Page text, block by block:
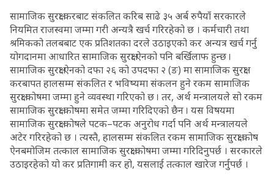
सामाजिक सुरक्षा करबाट संकलित करिब साढे ३५ अर्ब रुपैयाँ सरकारले
नियमित राजस्वमा जम्मा गरी अन्यत्रै खर्च गरिरहेको छ । कर्मचारी तथा
श्रमिकको तलबबाट एक प्रतिशतका दरले उठाइएको कर अन्यत्र खर्च गर्नु
योगदानमा आधारित सामाजिक सुरक्षा ऐनको पनि बर्खिलाफ हुन्छ ।
सामाजिक सुरक्षा ऐनको दफा २६ को उपदफा २ (ङ) मा सामाजिक सुरक्षा
करबापत हालसम्म संकलित र भविष्यमा संकलन हुने रकम सामाजिक
सुरक्षा कोषमा जम्मा हुने व्यवस्था गरिएको छ । तर, अर्थ मन्त्रालयले सो रकम
सामाजिक सुरक्षा कोषमा समेत जम्मा गरिदिएको छैन । यस विषयमा
सामाजिक सुरक्षा कोषले पटक–पटक अनुरोध गर्दा पनि अर्थ मन्त्रालयले
अटेर गरिरहेको छ । त्यस्तै, हालसम्म संकलित रकम सामाजिक सुरक्षा कोष
ऐनबमोजिम तत्काल सामाजिक सुरक्षा कोषमा जम्मा गरिदिनुपर्छ । सरकारले
उठाइरहेको यो कर प्रतिगामी कर हो, यसलाई तत्काल खारेज गर्नुपर्छ ।